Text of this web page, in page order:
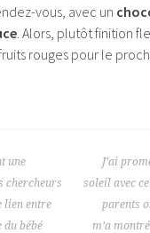
vous, avec un
. Alors, plutôt finition
rouges pour le
une
chercheurs
lien entre
du bébé
J’ai
soleil avec
parents
m’a